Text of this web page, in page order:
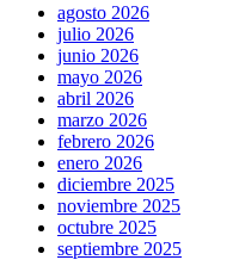
agosto 2026
julio 2026
junio 2026
mayo 2026
abril 2026
marzo 2026
febrero 2026
enero 2026
diciembre 2025
noviembre 2025
octubre 2025
septiembre 2025